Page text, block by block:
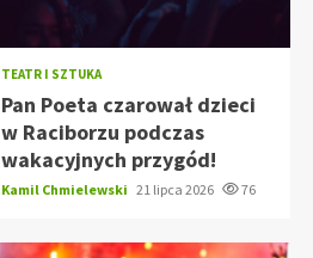
TEATR I SZTUKA
Pan Poeta czarował dzieci
w Raciborzu podczas
wakacyjnych przygód!
Kamil Chmielewski 21 lipca 2026 76